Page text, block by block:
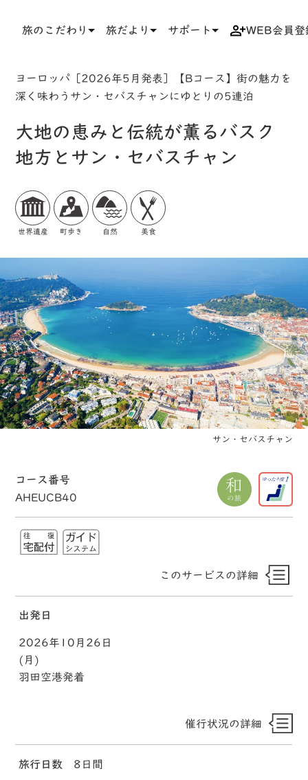
旅のこだわり 旅だより サポート WEB会員登
ヨーロッパ［2026年5月発表］【Bコース】街の魅力を
深く味わうサン・セバスチャンにゆとりの5連泊
大地の恵みと伝統が薫るバスク
地方とサン・セバスチャン
世界遺産 町歩き 自然 美食
サン・セバスチャン
コース番号
AHEUCB40
このサービスの詳細
出発日
2026年10月26日
(月)
羽田空港発着
催行状況の詳細
旅行日数 8日間